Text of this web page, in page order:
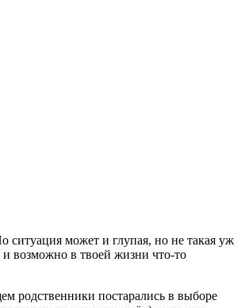
ситуация может и глупая, но не такая уж
и возможно в твоей жизни что-то
родственники постарались в выборе